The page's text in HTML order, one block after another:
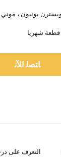
ﺎﺘﺼﻟ ﺍﻶﻧ
التعرف على